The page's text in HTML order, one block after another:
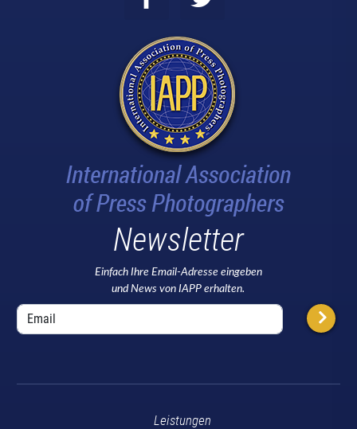
Newsletter
Einfach Ihre Email-Adresse eingeben
und News von IAPP erhalten.
Leistungen